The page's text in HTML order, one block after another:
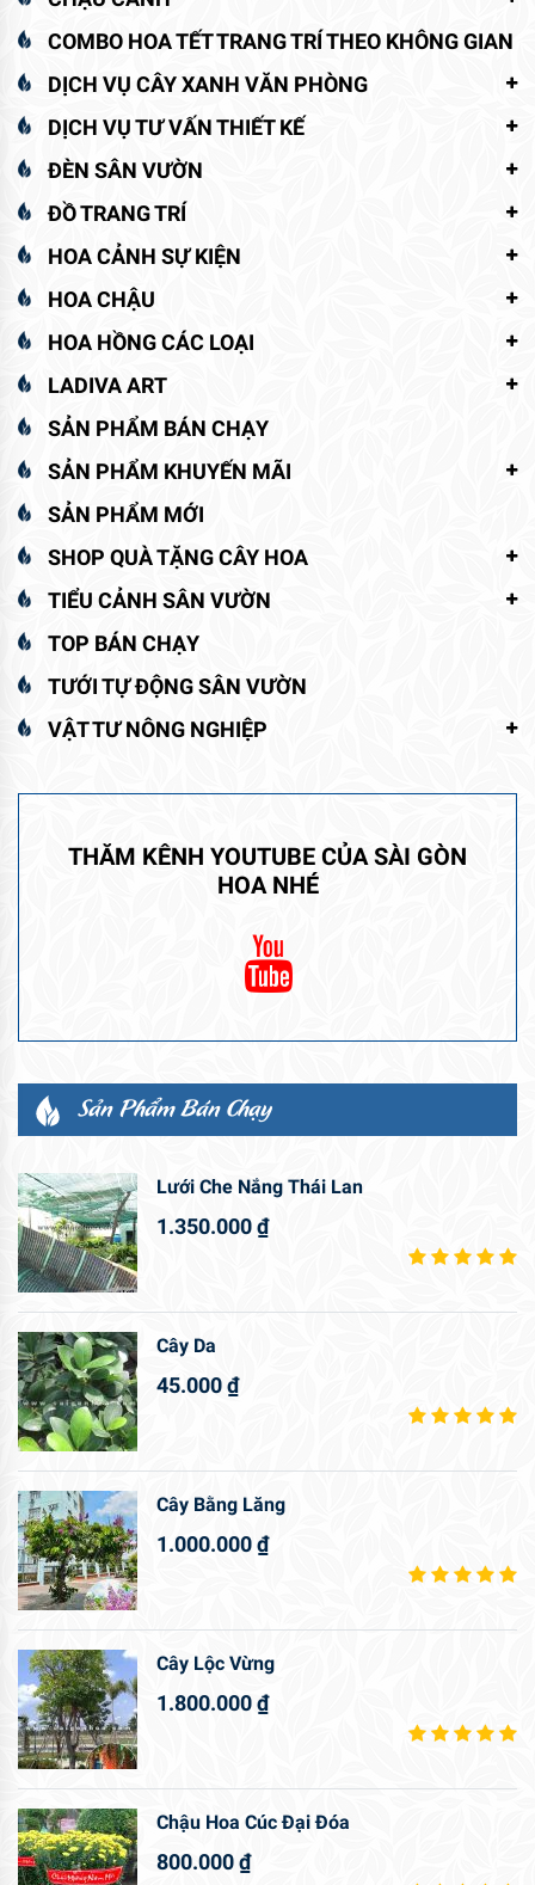
COMBO HOA TẾT TRANG TRÍ THEO KHÔNG GIAN
DỊCH VỤ CÂY XANH VĂN PHÒNG
DỊCH VỤ TƯ VẤN THIẾT KẾ
ĐÈN SÂN VƯỜN
ĐỒ TRANG TRÍ
HOA CẢNH SỰ KIỆN
HOA CHẬU
HOA HỒNG CÁC LOẠI
LADIVA ART
SẢN PHẨM BÁN CHẠY
SẢN PHẨM KHUYẾN MÃI
SẢN PHẨM MỚI
SHOP QUÀ TẶNG CÂY HOA
TIỂU CẢNH SÂN VƯỜN
TOP BÁN CHẠY
TƯỚI TỰ ĐỘNG SÂN VƯỜN
VẬT TƯ NÔNG NGHIỆP
THĂM KÊNH YOUTUBE CỦA SÀI GÒN
HOA NHÉ
Sản Phẩm Bán Chạy
Lưới Che Nắng Thái Lan
1.350.000₫
Cây Da
45.000₫
Cây Bằng Lăng
1.000.000₫
Cây Lộc Vừng
1.800.000₫
Chậu Hoa Cúc Đại Đóa
800.000₫